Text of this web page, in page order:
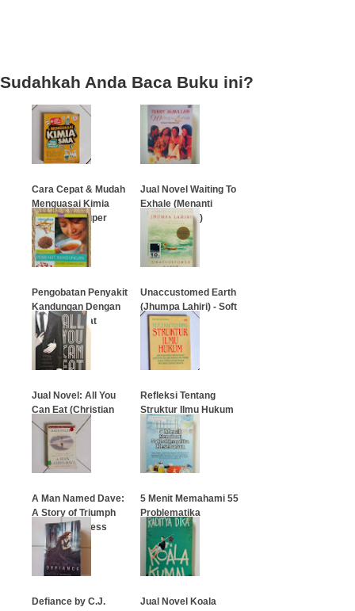
Sudahkah Anda Baca Buku ini?
Cara Cepat & Mudah
Menguasai Kimia
SMA Edisi Super
Lengkap
…
Jual Novel Waiting To
Exhale (Menanti
Kebahagiaan)
…
Pengobatan Penyakit
Kandungan Dengan
Tanaman Obat
…
Unaccustomed Earth
(Jhumpa Lahiri) - Soft
Cover
Jual Novel: All You
Can Eat (Christian
Simamora)
Refleksi Tentang
Struktur Ilmu Hukum
A Man Named Dave:
A Story of Triumph
and Forgiveness
5 Menit Memahami 55
Problematika
Kesehatan
…
Defiance by C.J.
Jual Novel Koala